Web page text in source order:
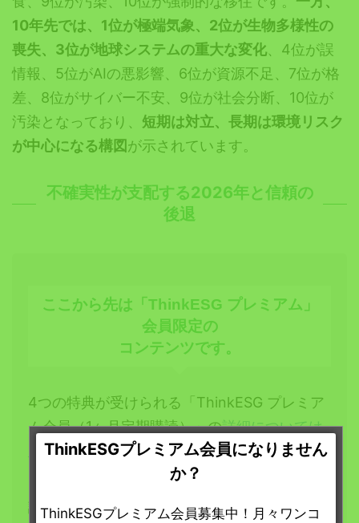
10年先では、1位が極端気象、2位が生物多様性の
喪失、3位が地球システムの重大な変化、4位が誤
情報、5位がAIの悪影響、6位が資源不足、7位が格
差、8位がサイバー不安、9位が社会分断、10位が
汚染となっており、 短期は対立、長期は環境リスク
が中心になる構図が示されています。
不確実性が支配する2026年と信頼の
後退
ここから先は「ThinkESG プレミアム」
会員限定の
コンテンツです。
4つの特典が受けられる「ThinkESG プレミア
ム会員（1ヶ月定期購読）」の詳細については
こちらをご覧ください。
「ThinkESG プレミアム会員（1ヶ月定期購
読）」へはこちらからお申し込みいただけま
ThinkESGプレミアム会員になりません
か？
ThinkESGプレミアム会員募集中！月々ワンコ